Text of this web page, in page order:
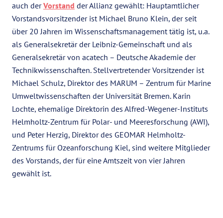
auch derVorstand der Allianz gewählt: Hauptamtlicher
Vorstandsvorsitzender ist Michael Bruno Klein, der seit
über 20 Jahren im Wissenschaftsmanagement tätig ist, u.a.
als Generalsekretär der Leibniz-Gemeinschaft und als
Generalsekretär von acatech – Deutsche Akademie der
Technikwissenschaften. Stellvertretender Vorsitzender ist
Michael Schulz, Direktor des MARUM – Zentrum für Marine
Umweltwissenschaften der Universität Bremen. Karin
Lochte, ehemalige Direktorin des Alfred-Wegener-Instituts
Helmholtz-Zentrum für Polar- und Meeresforschung (AWI),
und Peter Herzig, Direktor des GEOMAR Helmholtz-
Zentrums für Ozeanforschung Kiel, sind weitere Mitglieder
des Vorstands, der für eine Amtszeit von vier Jahren
gewählt ist.